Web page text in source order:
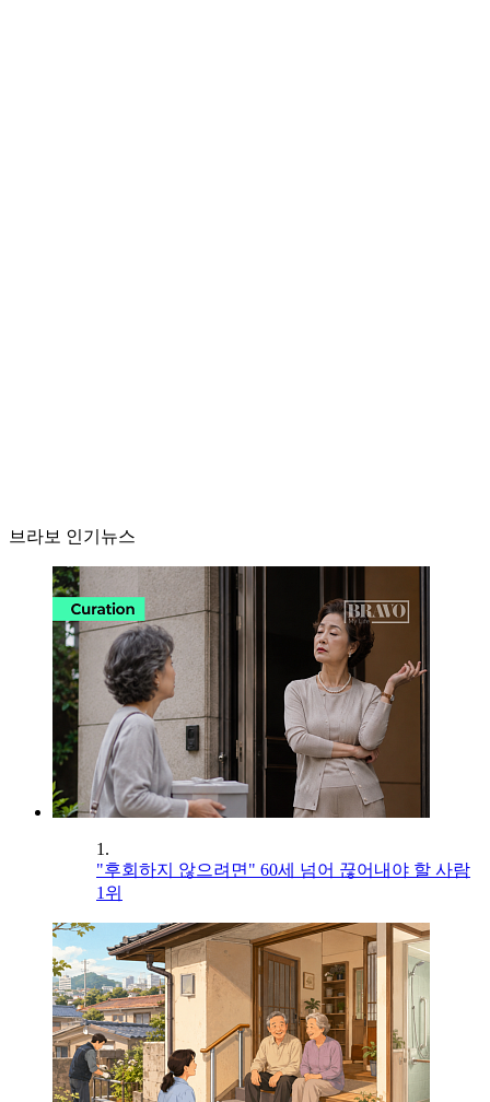
브라보 인기뉴스
1.
"후회하지 않으려면" 60세 넘어 끊어내야 할 사람
1위